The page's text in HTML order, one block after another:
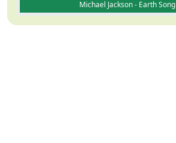
Michael Jackson - Earth Song